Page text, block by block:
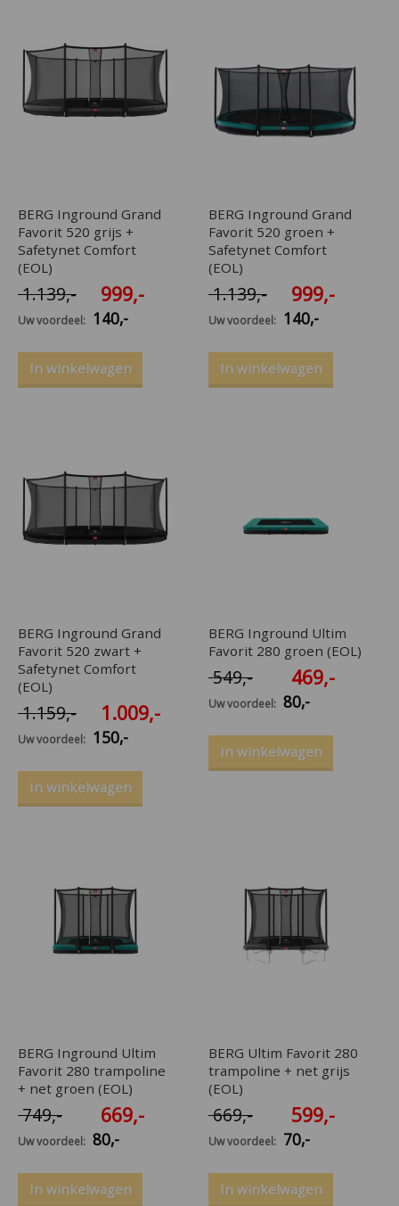
BERG Inground Grand
Favorit 520 grijs +
Safetynet Comfort
(EOL)
1.139,- 999,-
Uw voordeel: 140,-
In winkelwagen
BERG Inground Grand
Favorit 520 groen +
Safetynet Comfort
(EOL)
1.139,- 999,-
Uw voordeel: 140,-
In winkelwagen
BERG Inground Grand
Favorit 520 zwart +
Safetynet Comfort
(EOL)
1.159,- 1.009,-
Uw voordeel: 150,-
In winkelwagen
BERG Inground Ultim
Favorit 280 groen (EOL)
549,- 469,-
Uw voordeel: 80,-
In winkelwagen
BERG Inground Ultim
Favorit 280 trampoline
+ net groen (EOL)
749,- 669,-
Uw voordeel: 80,-
In winkelwagen
BERG Ultim Favorit 280
trampoline + net grijs
(EOL)
669,- 599,-
Uw voordeel: 70,-
In winkelwagen